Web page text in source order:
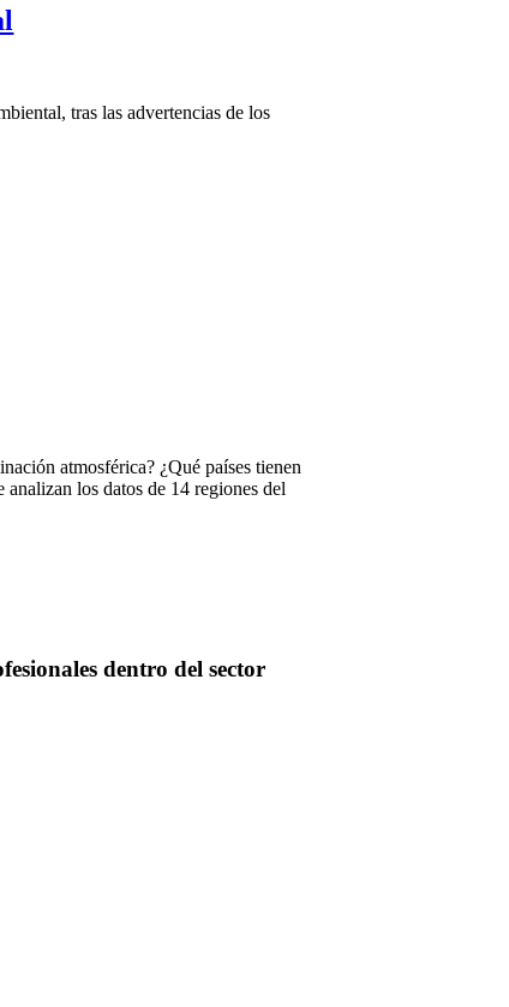
tras las advertencias de los
atmosférica? ¿Qué países tienen
los datos de 14 regiones del
dentro del sector